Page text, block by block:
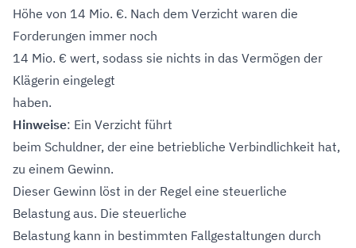
Höhe von 14 Mio. €. Nach dem Verzicht waren die
Forderungen immer noch
14 Mio. € wert, sodass sie nichts in das Vermögen der
Klägerin eingelegt
haben.
Hinweise: Ein Verzicht führt
beim Schuldner, der eine betriebliche Verbindlichkeit hat,
zu einem Gewinn.
Dieser Gewinn löst in der Regel eine steuerliche
Belastung aus. Die steuerliche
Belastung kann in bestimmten Fallgestaltungen durch